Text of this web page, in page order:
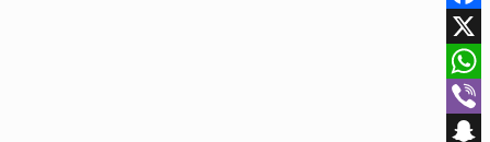
Facebook
X
WhatsApp
Viber